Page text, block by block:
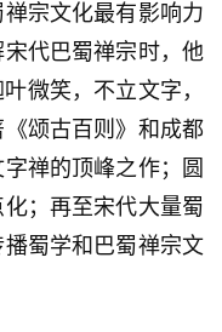
宗文化最有影响力
代巴蜀禅宗时，他
微笑，不立文字，
颂古百则》和成都
禅的顶峰之作；圆
；再至宋代大量蜀
蜀学和巴蜀禅宗文